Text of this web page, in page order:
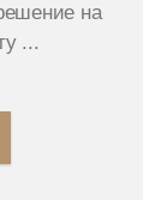
на
...